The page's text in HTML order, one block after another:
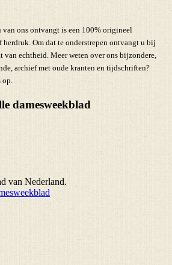
ons ontvangt is een 100% origineel
herdruk. Om dat te onderstrepen ontvangt u bij
echtheid. Meer weten over ons bijzondere,
archief met oude kranten en tijdschriften?
damesweekblad
van Nederland.